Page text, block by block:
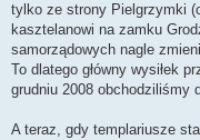
tylko ze strony Pielgrzymki
kasztelanowi na zamku
samorządowych nagle
To dlatego główny wysiłek
grudniu 2008 obchodziliśmy
A teraz, gdy templariusze